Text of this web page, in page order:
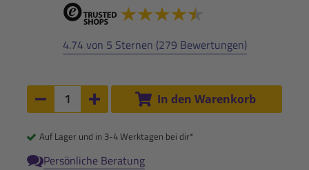
4.74 von 5 Sternen (279 Bewertungen)
Anzahl:
Anzahl um 1 verringern
Anzahl um 1 erhöhen
In den Warenkorb
Auf Lager und in 3-4 Werktagen bei dir*
Persönliche Beratung